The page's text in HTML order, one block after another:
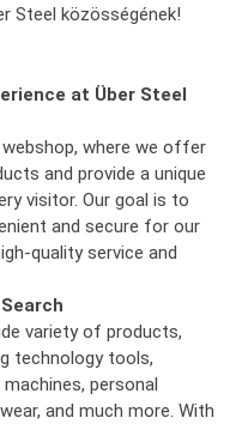
Steel közösségének!
at Über Steel
where we offer
and provide a unique
visitor. Our goal is to
and secure for our
quality service and
variety of products,
technology tools,
personal
and much more. With